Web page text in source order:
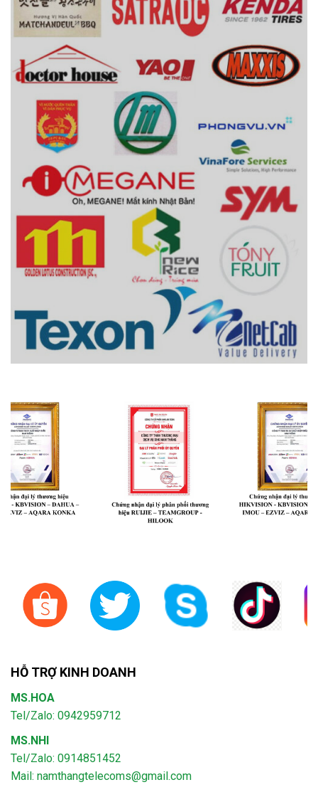
HỖ TRỢ KINH DOANH
MS.HOA
Tel/Zalo: 0942959712
MS.NHI
Tel/Zalo: 0914851452
Mail: namthangtelecoms@gmail.com